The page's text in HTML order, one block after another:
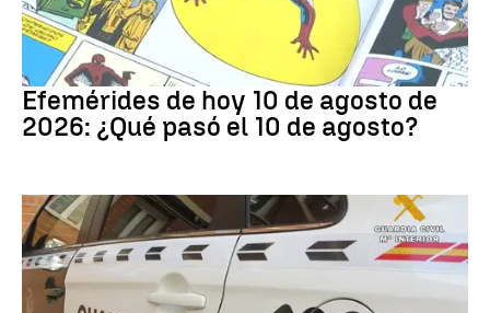
Efemérides
Efemérides de hoy 10 de agosto de
2026: ¿Qué pasó el 10 de agosto?